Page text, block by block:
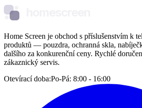
Home Screen je obchod s příslušenstvím k
produktů — pouzdra, ochranná skla,
dalšího za konkurenční ceny. Rychlé
zákaznický servis.
Otevírací doba:Po-Pá: 8:00 - 16:00